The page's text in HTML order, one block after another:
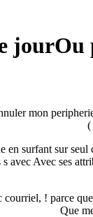
jourOu
mon
en surfant sur
avec Avec ses
! parce
Que